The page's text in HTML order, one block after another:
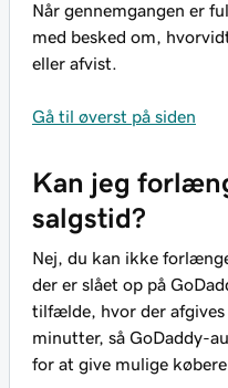
Når gennemgangen er
med besked om,
eller afvist.
Gå til øverst på siden
Kan jeg
salgstid?
Nej, du kan ikke
der er slået op på
tilfælde, hvor der afgives
minutter, så GoDaddy-
for at give mulige